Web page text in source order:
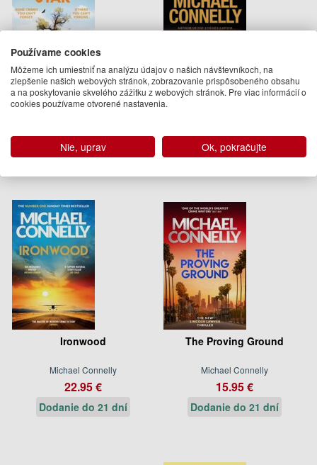
Desert Star
Michael Connelly
Na objednávku
Brass Verdict
Na objednávku
Ironwood
Michael Connelly
22.95 €
Dodanie do 21 dní
The Proving Ground
Michael Connelly
15.95 €
Dodanie do 21 dní
Používame cookies
Môžeme ich umiestniť na analýzu údajov o našich návštevníkoch, na
zlepšenie našich webových stránok, zobrazovanie prispôsobeného obsahu
a na poskytovanie skvelého zážitku z webových stránok. Pre viac informácií o
cookies používame otvorené nastavenia.
Nie, uprav Ok, pokračujte